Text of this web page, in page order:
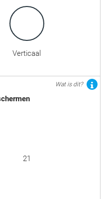
Verticaal
Wat is dit?
21